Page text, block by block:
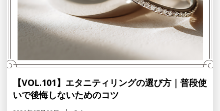
【VOL.101】エタニティリングの選び方｜普段使
いで後悔しないためのコツ